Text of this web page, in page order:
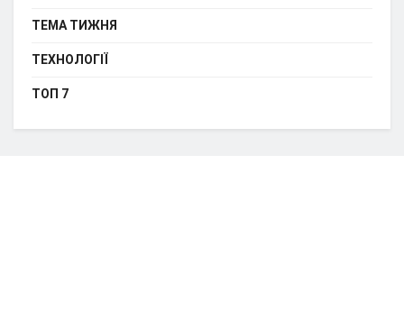
ТЕМА ТИЖНЯ
ТЕХНОЛОГІЇ
ТОП 7